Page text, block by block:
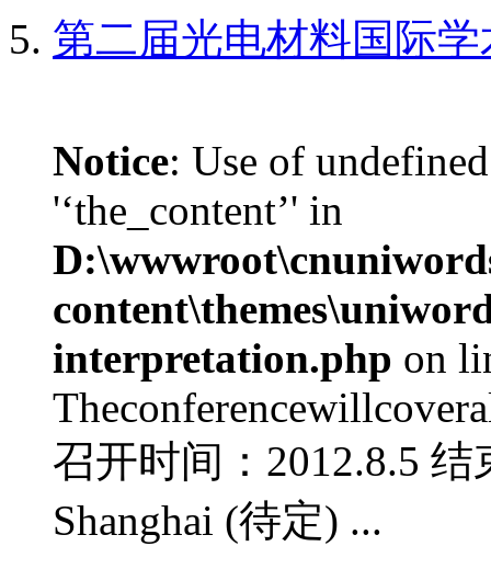
第二届光电材料国际
Notice: Use of
'‘the_content’' in
interpretation.php on
召开时间：2012.8.5
Shanghai (待定) ...